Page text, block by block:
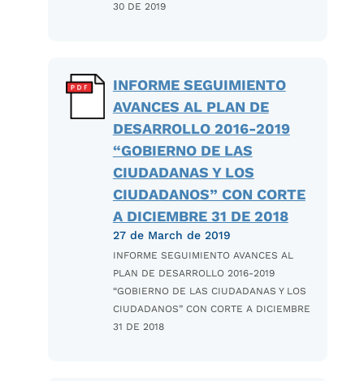
30 DE 2019
INFORME SEGUIMIENTO
AVANCES AL PLAN DE
DESARROLLO 2016-2019
“GOBIERNO DE LAS
CIUDADANAS Y LOS
CIUDADANOS” CON CORTE
A DICIEMBRE 31 DE 2018
27 de March de 2019
INFORME SEGUIMIENTO AVANCES AL
PLAN DE DESARROLLO 2016-2019
“GOBIERNO DE LAS CIUDADANAS Y LOS
CIUDADANOS” CON CORTE A DICIEMBRE
31 DE 2018